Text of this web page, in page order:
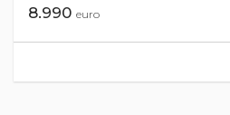
8.990 euro